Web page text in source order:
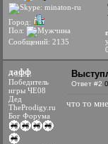
Город:
Пол:
Сообщений: 2135
дафф
Победитель
игры ЧЕ08
Дед
TheProdigy.ru
Бог Форума
Ответ #2
что то